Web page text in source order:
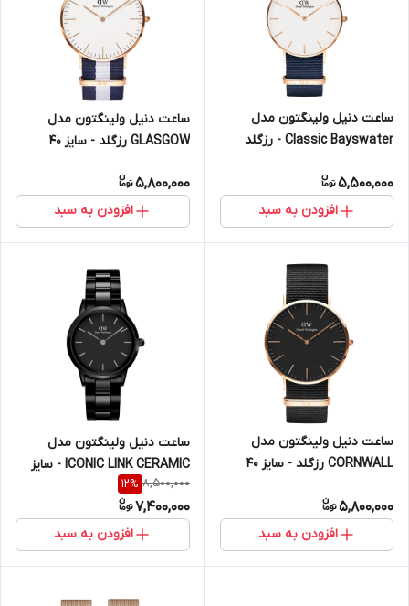
ساعت دنیل ولینگتون مدل
Classic Bayswater - رزگلد
5,500,000
افزودن به سبد
ساعت دنیل ولینگتون مدل
GLASGOW رزگلد - سایز 40
5,800,000
افزودن به سبد
ساعت دنیل ولینگتون مدل
CORNWALL رزگلد - سایز 40
5,800,000
افزودن به سبد
ساعت دنیل ولینگتون مدل
ICONIC LINK CERAMIC - سایز
۳۲ (زنانه)
8,500,000
12%
7,400,000
افزودن به سبد